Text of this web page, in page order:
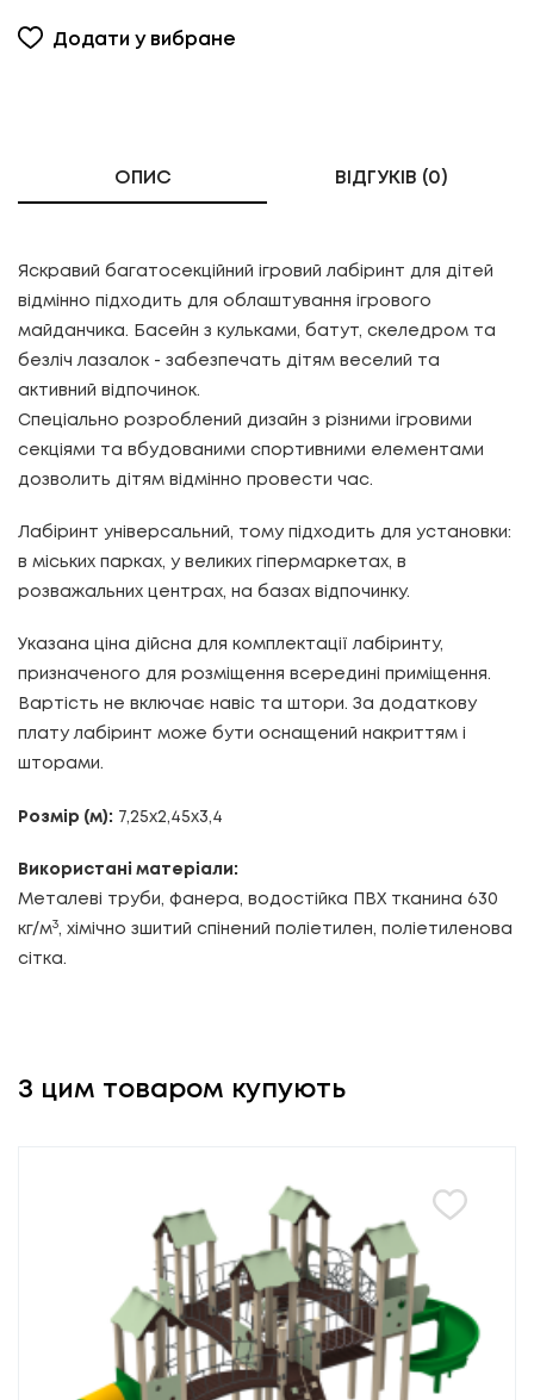
Додати у вибране
ОПИС ВІДГУКІВ (0)
Яскравий багатосекційний ігровий лабіринт для дітей
відмінно підходить для облаштування ігрового
майданчика. Басейн з кульками, батут, скеледром та
безліч лазалок - забезпечать дітям веселий та
активний відпочинок.
Спеціально розроблений дизайн з різними ігровими
секціями та вбудованими спортивними елементами
дозволить дітям відмінно провести час.
Лабіринт універсальний, тому підходить для установки:
в міських парках, у великих гіпермаркетах, в
розважальних центрах, на базах відпочинку.
Указана ціна дійсна для комплектації лабіринту,
призначеного для розміщення всередині приміщення.
Вартість не включає навіс та штори. За додаткову
плату лабіринт може бути оснащений накриттям і
шторами.
Розмір (м): 7,25х2,45х3,4
Використані матеріали:
Металеві труби, фанера, водостійка ПВХ тканина 630
кг/м3, хімічно зшитий спінений поліетилен, поліетиленова
сітка.
З цим товаром купують